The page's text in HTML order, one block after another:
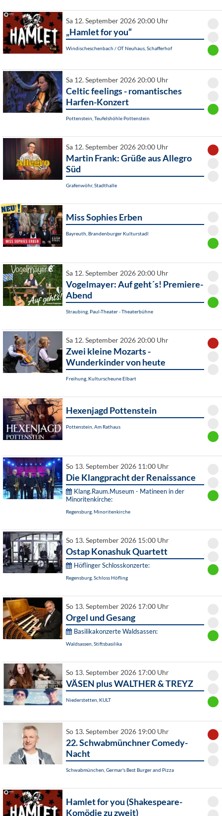
Sa 12. September 2026 20:00 Uhr
„Hamlet for you“
Windischeschenbach / OT Neuhaus, Schafferhof
Sa 12. September 2026 20:00 Uhr
Celtic feelings - romantisches
Harfen-Konzert
Pottenstein, Teufelshöhle Pottenstein
Sa 12. September 2026 20:00 Uhr
Martin Frank: Grüße aus Allegro
Süd
Grafenwöhr, Stadthalle
Miss Sophies Erben
Bayreuth, Brandenburger Kulturstadl
Sa 12. September 2026 20:00 Uhr
Vogelmayer: Auf geht´s! Premiere-
Abend
Straubing, Paul-Theater - Theaterbühne
Sa 12. September 2026 20:00 Uhr
Zwei kleine Mozarts -
Wunderkinder von heute
Freihung, Kulturscheune Elbart
Hexenjagd Pottenstein
Pottenstein, Am Rathaus
So 13. September 2026 11:00 Uhr
Die Klangpracht der Renaissance
Klang.Raum.Museum - Matineen in der
Minoritenkirche:
Regensburg, Minoritenkirche
So 13. September 2026 15:00 Uhr
Ostap Konashuk Quartett
Höflinger Schlosskonzerte:
Regensburg, Schloss Höfling
So 13. September 2026 17:00 Uhr
Orgel und Gesang
Basilikakonzerte Waldsassen:
Waldsassen, Stiftsbasilika
So 13. September 2026 17:00 Uhr
VÄSEN plus WALTHER & TREYZ
Niederstetten, KULT
So 13. September 2026 19:00 Uhr
22. Schwabmünchner Comedy-
Nacht
Schwabmünchen, Germar's Best Burger and Pizza
Hamlet for you (Shakespeare-
Komödie zu zweit)